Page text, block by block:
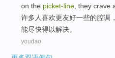
on the picket-line they crave
许多 人喜欢更友好一些的腔调，
能尽快得以解决。
youdao